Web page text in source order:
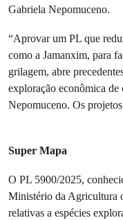
Gabriela Nepomuceno.
“Aprovar um PL que
como a Jamanxim, para
grilagem, abre
exploração econômica de
Nepomuceno. Os
Super Mapa
O PL 5900/2025,
Ministério da Agricultura
relativas a espécies